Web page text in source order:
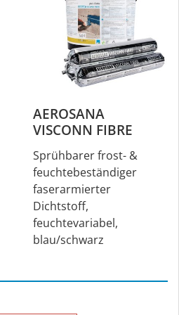
AEROSANA
VISCONN FIBRE
Sprühbarer frost- &
feuchtebeständiger
faserarmierter
Dichtstoff,
feuchtevariabel,
blau/schwarz